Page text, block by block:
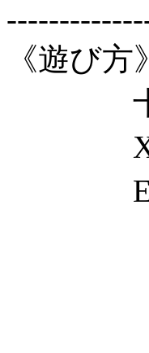
《遊び方》
十字
Xキー
Enter